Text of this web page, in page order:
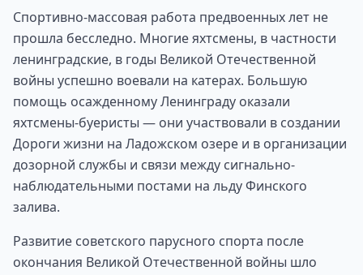
Спортивно-массовая работа предвоенных лет не
прошла бесследно. Многие яхтсмены, в частности
ленинградские, в годы Великой Отечественной
войны успешно воевали на катерах. Большую
помощь осажденному Ленинграду оказали
яхтсмены-буеристы — они участвовали в создании
Дороги жизни на Ладожском озере и в организации
дозорной службы и связи между сигнально-
наблюдательными постами на льду Финского
залива.
Развитие советского парусного спорта после
окончания Великой Отечественной войны шло